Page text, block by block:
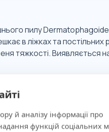
й аналізу інформації про
функцій соціальних
пилу
в ліжках та
тяжкості. Виявляється